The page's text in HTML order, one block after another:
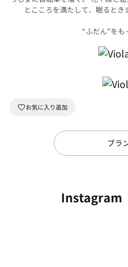
とこころを満たして、眠るとき
“ふだん”をも
ブラ